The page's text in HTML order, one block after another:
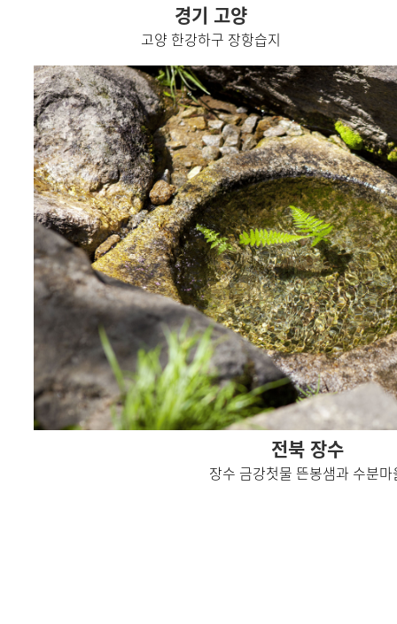
경기 고양
고양 한강하구 장항습지
전북 장수
장수 금강첫물 뜬봉샘과 수분마